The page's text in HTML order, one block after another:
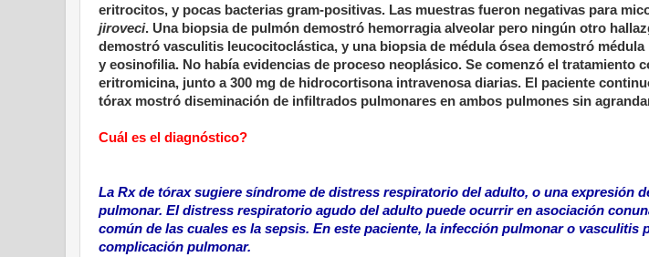
eritrocitos, y pocas bacterias gram-positivas. Las muestras fueron negativas para
jiroveci. Una biopsia de pulmón demostró hemorragia alveolar pero ningún otro
demostró vasculitis leucocitoclástica, y una biopsia de médula ósea demostró
y eosinofilia. No había evidencias de proceso neoplásico. Se comenzó el tratamiento
eritromicina, junto a 300 mg de hidrocortisona intravenosa diarias. El paciente
tórax mostró diseminación de infiltrados pulmonares en ambos pulmones sin
Cuál es el diagnóstico?
La Rx de tórax sugiere síndrome de distress respiratorio del adulto, o una expresión
pulmonar. El distress respiratorio agudo del adulto puede ocurrir en asociación
común de las cuales es la sepsis. En este paciente, la infección pulmonar o vasculitis
complicación pulmonar.